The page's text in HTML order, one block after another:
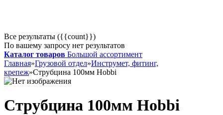
Все результаты ({{count}})
По вашему запросу нет результатов
Каталог товаров Большой ассортимент
Главная»Грузовой отдел»Инструмет, фитинг,
крепеж»Струбцина 100мм Hobbi
Струбцина 100мм Hobbi